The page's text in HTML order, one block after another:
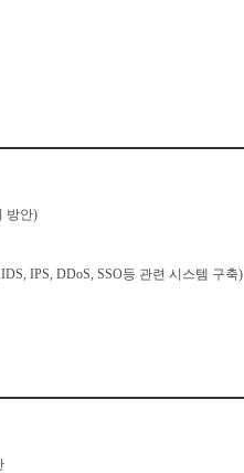
방안)
IPS, DDoS, SSO등 관련 시스템 구축)